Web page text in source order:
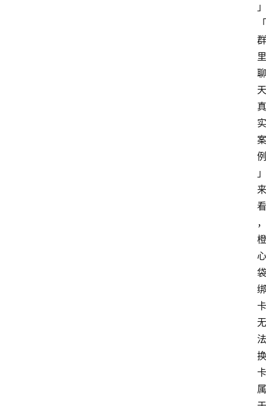
」
「
群
里
聊
天
真
实
案
例
」
来
看
，
橙
心
袋
绑
卡
无
法
换
卡
属